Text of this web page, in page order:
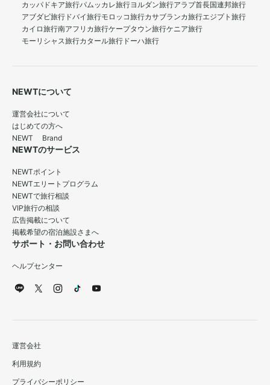
カッパドキア旅行パムッカレ旅行ヨルダン旅行アラブ首長国連邦旅行
アブダビ旅行 ドバイ旅行モロッコ旅行カサブランカ旅行エジプト旅行
カイロ旅行南アフリカ旅行ケープタウン旅行ケニア旅行
モーリシャス旅行カタール旅行 ドーハ旅行
NEWTについて
運営会社について
はじめての方へ
NEWT Brand
NEWTのサービス
NEWTポイント
NEWTエリートプログラム
NEWTで旅行相談
VIP旅行の相談
広告掲載について
掲載希望の宿泊施設さまへ
サポート・お問い合わせ
ヘルプセンター
運営会社
利用規約
プライバシーポリシー